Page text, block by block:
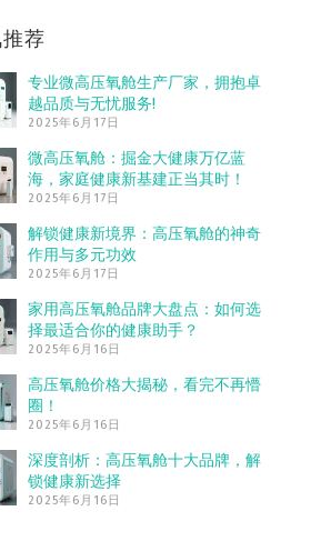
荐
专业微高压氧舱生产厂家，拥抱卓
越品质与无忧服务!
2025年6月17日
微高压氧舱：掘金大健康万亿蓝
海，家庭健康新基建正当其时！
2025年6月17日
解锁健康新境界：高压氧舱的神奇
作用与多元功效
2025年6月17日
家用高压氧舱品牌大盘点：如何选
择最适合你的健康助手？
2025年6月16日
高压氧舱价格大揭秘，看完不再懵
圈！
2025年6月16日
深度剖析：高压氧舱十大品牌，解
锁健康新选择
2025年6月16日